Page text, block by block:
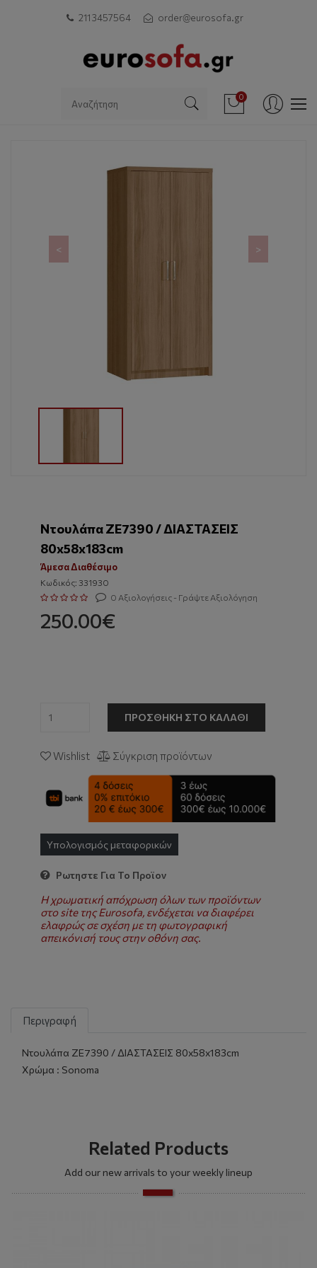
211 3457564 order@eurosofa.gr
0
< >
Ντουλάπα ZE7390 / ΔΙΑΣΤΑΣΕΙΣ
80x58x183cm
Άμεσα Διαθέσιμο
Κωδικός: 331930
0 Αξιολογήσεις - Γράψτε Αξιολόγηση
250.00€
ΠΡΟΣΘΉΚΗ ΣΤΟ ΚΑΛΆΘΙ
Wishlist Σύγκριση προϊόντων
Υπολογισμός μεταφορικών
Ρωτηστε Για Το Προϊον
Η χρωματική απόχρωση όλων των προϊόντων
στο site της Eurosofa, ενδέχεται να διαφέρει
ελαφρώς σε σχέση με τη φωτογραφική
απεικόνισή τους στην οθόνη σας.
Περιγραφή
Ντουλάπα ZE7390 / ΔΙΑΣΤΑΣΕΙΣ 80x58x183cm
Χρώμα : Sonoma
Related Products
Add our new arrivals to your weekly lineup